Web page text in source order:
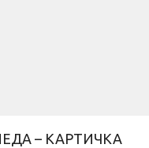
– КАРТИЧКА